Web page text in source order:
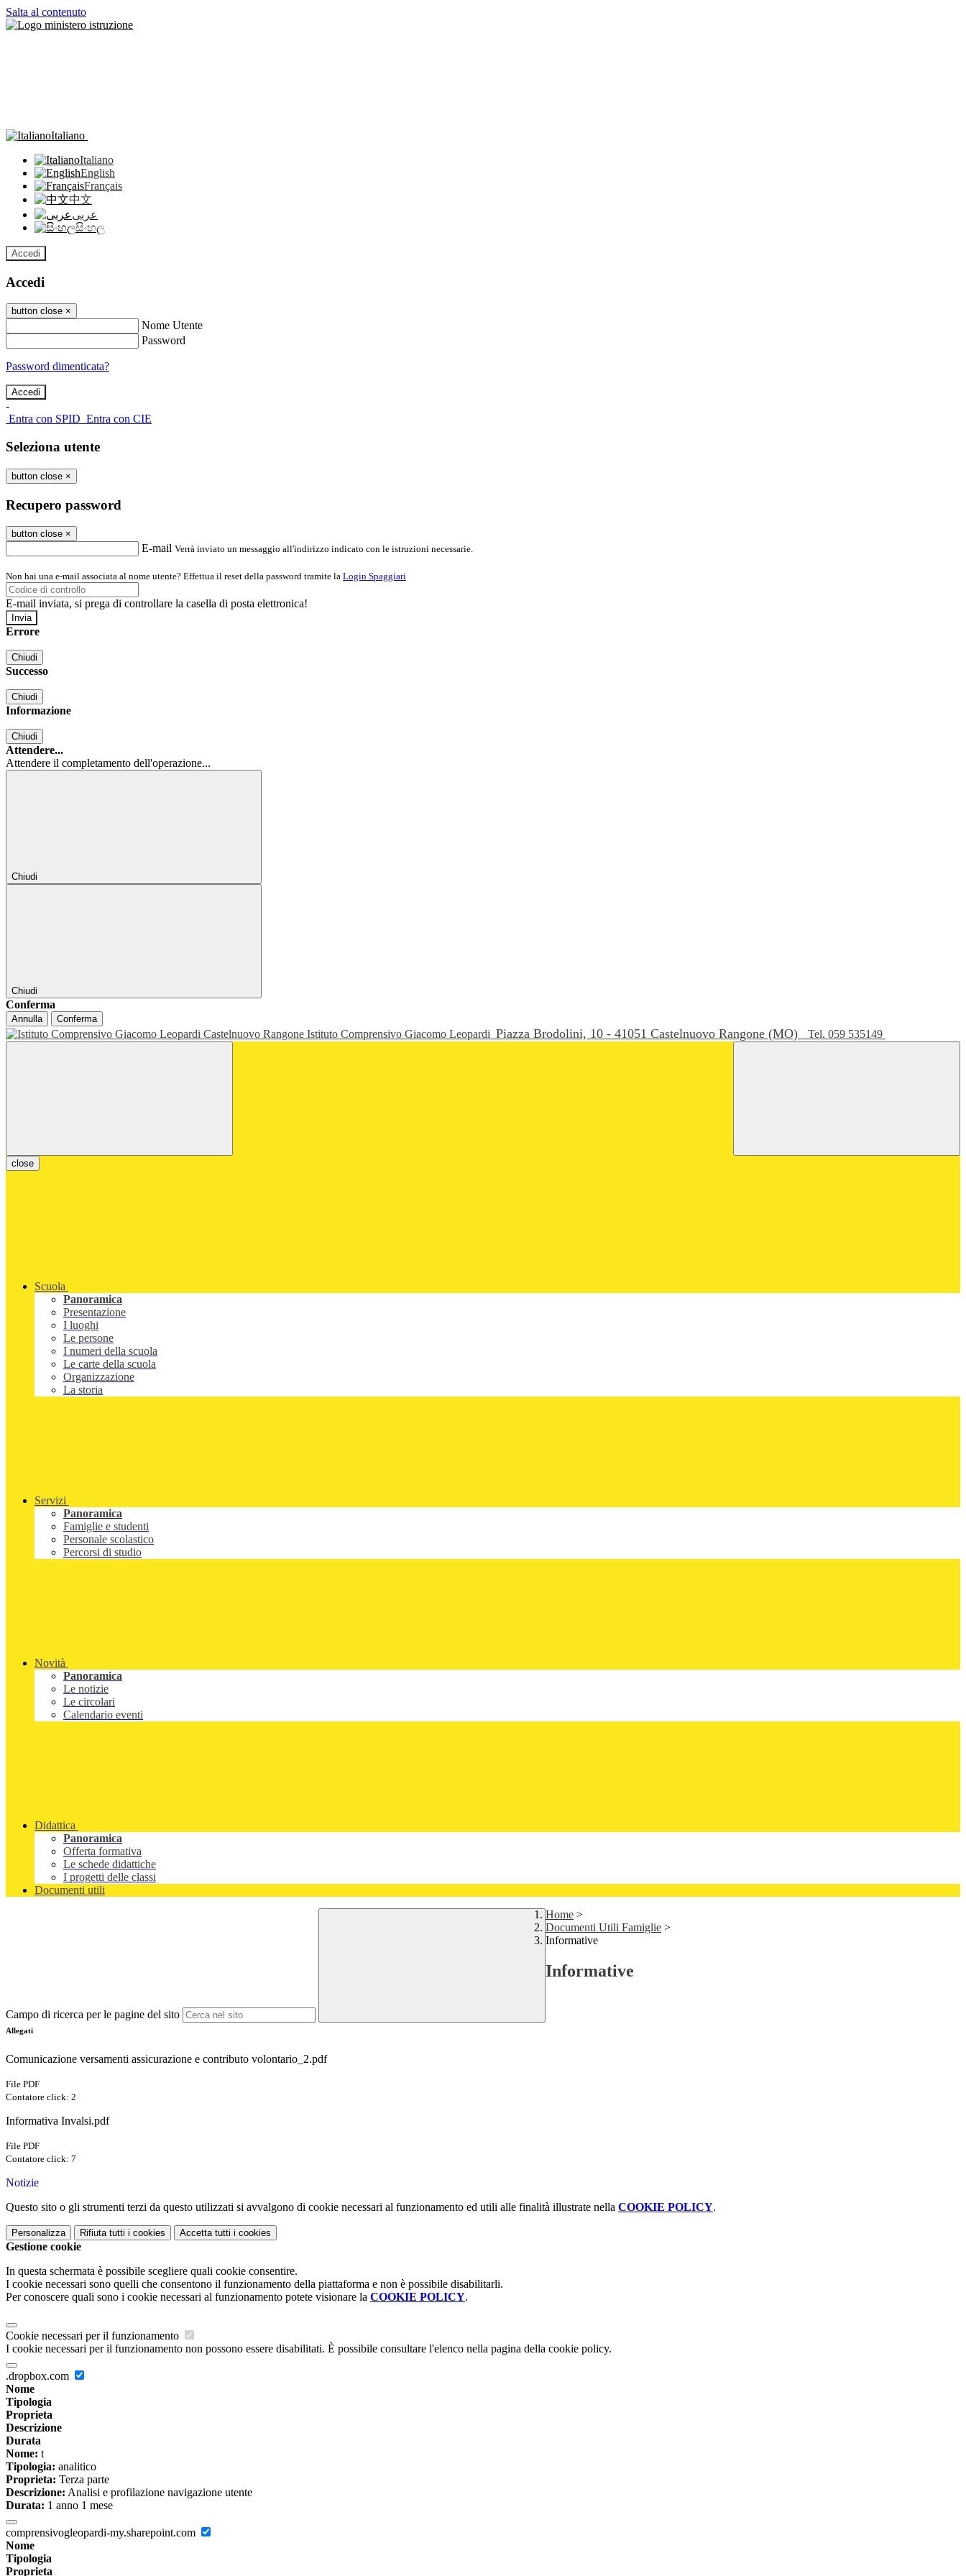
Salta al contenuto
Italiano
Italiano
English
Français
中文
عربى
සිංහල
Accedi
Accedi
button close ×
Nome Utente
Password
Password dimenticata?
-
Entra con SPID Entra con CIE
Seleziona utente
button close ×
Recupero password
button close ×
E-mail Verrà inviato un messaggio all'indirizzo indicato con le istruzioni necessarie.
Non hai una e-mail associata al nome utente? Effettua il reset della password tramite la Login Spaggiari
E-mail inviata, si prega di controllare la casella di posta elettronica!
Errore
Chiudi
Successo
Chiudi
Informazione
Chiudi
Attendere...
Attendere il completamento dell'operazione...
Chiudi
Chiudi
Conferma
Annulla Conferma
Istituto Comprensivo Giacomo Leopardi Piazza Brodolini, 10 - 41051 Castelnuovo Rangone (MO) Tel. 059 535149
close
Scuola
Panoramica
Presentazione
I luoghi
Le persone
I numeri della scuola
Le carte della scuola
Organizzazione
La storia
Servizi
Panoramica
Famiglie e studenti
Personale scolastico
Percorsi di studio
Novità
Panoramica
Le notizie
Le circolari
Calendario eventi
Didattica
Panoramica
Offerta formativa
Le schede didattiche
I progetti delle classi
Documenti utili
Campo di ricerca per le pagine del sito
Home >
Documenti Utili Famiglie >
Informative
Informative
Allegati
Comunicazione versamenti assicurazione e contributo volontario_2.pdf
File PDF
Contatore click: 2
Informativa Invalsi.pdf
File PDF
Contatore click: 7
Notizie
Questo sito o gli strumenti terzi da questo utilizzati si avvalgono di cookie necessari al funzionamento ed utili alle finalità illustrate nella COOKIE POLICY.
Personalizza Rifiuta tutti i cookies Accetta tutti i cookies
Gestione cookie
In questa schermata è possibile scegliere quali cookie consentire.
I cookie necessari sono quelli che consentono il funzionamento della piattaforma e non è possibile disabilitarli.
Per conoscere quali sono i cookie necessari al funzionamento potete visionare la COOKIE POLICY.
Cookie necessari per il funzionamento
I cookie necessari per il funzionamento non possono essere disabilitati. È possibile consultare l'elenco nella pagina della cookie policy.
.dropbox.com
Nome
Tipologia
Proprieta
Descrizione
Durata
Nome: t
Tipologia: analitico
Proprieta: Terza parte
Descrizione: Analisi e profilazione navigazione utente
Durata: 1 anno 1 mese
comprensivogleopardi-my.sharepoint.com
Nome
Tipologia
Proprieta